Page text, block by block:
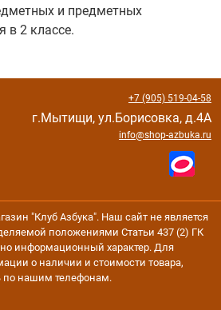
и предметных
в 2 классе.
+7 (905) 519-04-58
г.Мытищи, ул.Борисовка, д.4А
info@shop-azbuka.ru
"Клуб Азбука". Наш сайт не является
положениями Статьи 437 (2) ГК
информационный характер. Для
о наличии и стоимости товара,
по нашим телефонам.